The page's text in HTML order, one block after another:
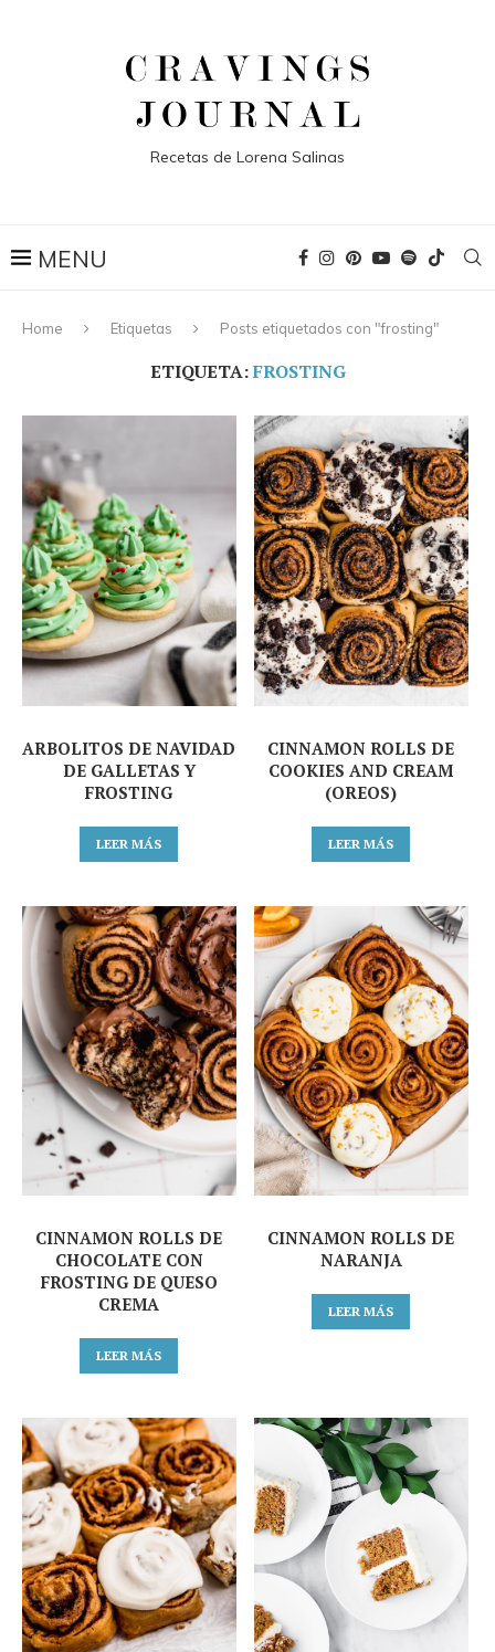
Recetas de Lorena Salinas
Home Etiquetas Posts etiquetados con "frosting"
ETIQUETA:FROSTING
ARBOLITOS DE NAVIDAD
DE GALLETAS Y
FROSTING
LEER MÁS
CINNAMON ROLLS DE
COOKIES AND CREAM
(OREOS)
LEER MÁS
CINNAMON ROLLS DE
CHOCOLATE CON
FROSTING DE QUESO
CREMA
LEER MÁS
CINNAMON ROLLS DE
NARANJA
LEER MÁS